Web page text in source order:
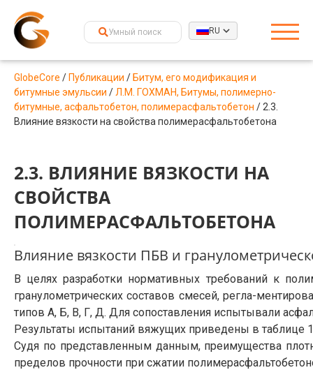
RU
GlobeCore / Публикации / Битум, его модификация и
битумные эмульсии / Л.М. ГОХМАН, Битумы, полимерно-
битумные, асфальтобетон, полимерасфальтобетон / 2.3.
Влияние вязкости на свойства полимерасфальтобетона
2.3. ВЛИЯНИЕ ВЯЗКОСТИ НА
СВОЙСТВА
ПОЛИМЕРАСФАЛЬТОБЕТОНА
Влияние вязкости ПБВ и
В целях разработки нормативных требований к
гранулометрических составов смесей, регла-
типов А, Б, В, Г, Д. Для сопоставления испытывали
Результаты испытаний вяжущих приведены в таблице
Судя по представленным данным, преимущества
пределов прочности при сжатии